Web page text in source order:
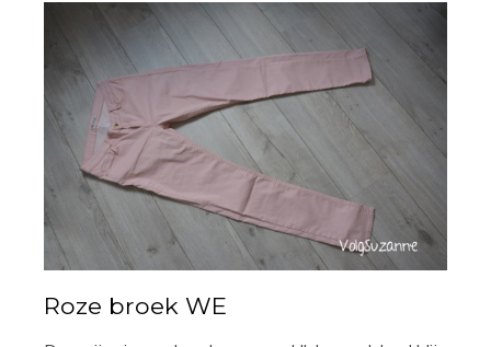
Roze broek WE